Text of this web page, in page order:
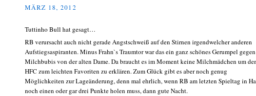
MÄRZ 18, 2012
Tuttinho Bull hat gesagt…
RB verursacht auch nicht gerade Angstschweiß auf den Stirnen irgendwelcher anderen
Aufstiegsaspiranten. Minus Frahn`s Traumtor war das ein ganz schönes Gerumpel
Milchbubis von der alten Dame. Da braucht es im Moment keine Milchmädchen um
HFC zum leichten Favoriten zu erklären. Zum Glück gibt es aber noch genug
Möglichkeiten zur Lageänderung, denn mal ehrlich, wenn RB am letzten Spieltag in
noch einen oder gar drei Punkte holen muss, dann gute Nacht.